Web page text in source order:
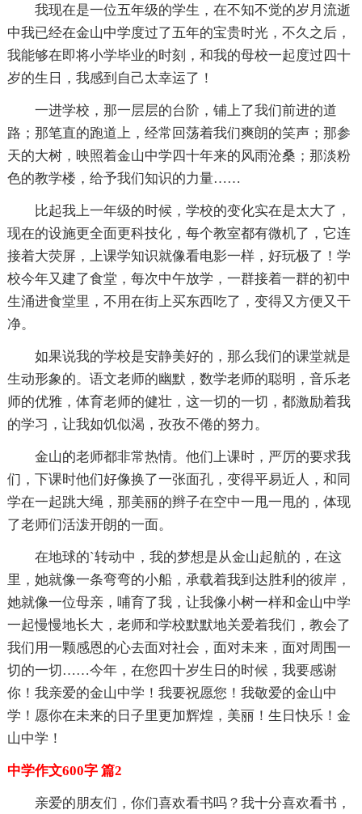
我现在是一位五年级的学生，在不知不觉的岁月流逝
中我已经在金山中学度过了五年的宝贵时光，不久之后，
我能够在即将小学毕业的时刻，和我的母校一起度过四十
岁的生日，我感到自己太幸运了！
一进学校，那一层层的台阶，铺上了我们前进的道
路；那笔直的跑道上，经常回荡着我们爽朗的笑声；那参
天的大树，映照着金山中学四十年来的风雨沧桑；那淡粉
色的教学楼，给予我们知识的力量……
比起我上一年级的时候，学校的变化实在是太大了，
现在的设施更全面更科技化，每个教室都有微机了，它连
接着大荧屏，上课学知识就像看电影一样，好玩极了！学
校今年又建了食堂，每次中午放学，一群接着一群的初中
生涌进食堂里，不用在街上买东西吃了，变得又方便又干
净。
如果说我的学校是安静美好的，那么我们的课堂就是
生动形象的。语文老师的幽默，数学老师的聪明，音乐老
师的优雅，体育老师的健壮，这一切的一切，都激励着我
的学习，让我如饥似渴，孜孜不倦的努力。
金山的老师都非常热情。他们上课时，严厉的要求我
们，下课时他们好像换了一张面孔，变得平易近人，和同
学在一起跳大绳，那美丽的辫子在空中一甩一甩的，体现
了老师们活泼开朗的一面。
在地球的`转动中，我的梦想是从金山起航的，在这
里，她就像一条弯弯的小船，承载着我到达胜利的彼岸，
她就像一位母亲，哺育了我，让我像小树一样和金山中学
一起慢慢地长大，老师和学校默默地关爱着我们，教会了
我们用一颗感恩的心去面对社会，面对未来，面对周围一
切的一切……今年，在您四十岁生日的时候，我要感谢
你！我亲爱的金山中学！我要祝愿您！我敬爱的金山中
学！愿你在未来的日子里更加辉煌，美丽！生日快乐！金
山中学！
中学作文600字 篇2
亲爱的朋友们，你们喜欢看书吗？我十分喜欢看书，